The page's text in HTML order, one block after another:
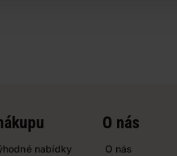
nabídky
O nás
O nás